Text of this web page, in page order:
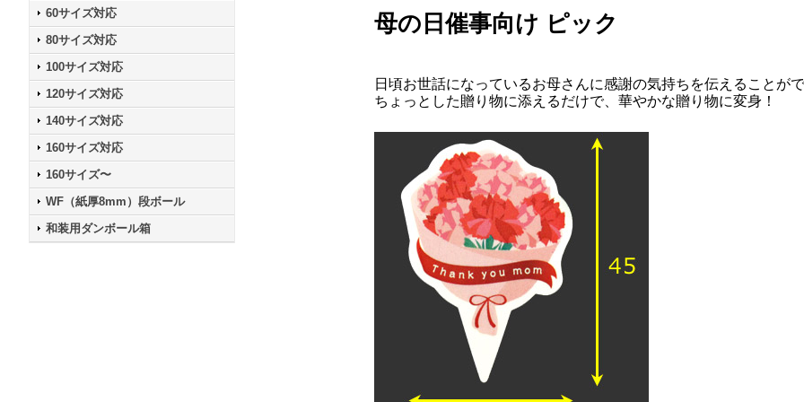
60サイズ対応
80サイズ対応
100サイズ対応
120サイズ対応
140サイズ対応
160サイズ対応
160サイズ〜
WF（紙厚8mm）段ボール
和装用ダンボール箱
母の日催事向け ピック
日頃お世話になっているお母さんに感謝の気持ちを伝えることがで
ちょっとした贈り物に添えるだけで、華やかな贈り物に変身！